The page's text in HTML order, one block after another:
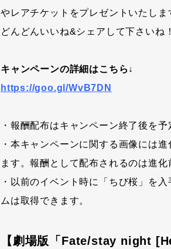
やレアチケットをプレゼントいたしま
どんどんいいね&シェアして下さいね！
キャンペーンの詳細はこちら↓
https://goo.gl/WvB7DN
・報酬配布はキャンペーン終了後を予
・本キャンペーンに関する画像には
ます。報酬として配布されるのは進
・以前のイベント時に「ちび桜」を
ムは取得できます。
【劇場版「Fate/stay night